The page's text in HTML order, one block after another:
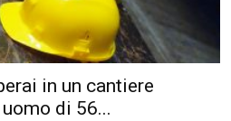
in un cantiere
di 56...